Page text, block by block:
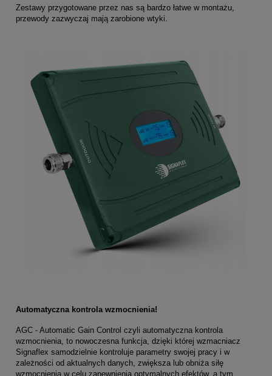
Zestawy przygotowane przez nas są bardzo łatwe w montażu,
przewody zazwyczaj mają zarobione wtyki.
Automatyczna kontrola wzmocnienia!
AGC - Automatic Gain Control czyli automatyczna kontrola
wzmocnienia, to nowoczesna funkcja, dzięki której wzmacniacz
Signaflex samodzielnie kontroluje parametry swojej pracy i w
zależności od aktualnych danych, zwiększa lub obniża siłę
wzmocnienia w celu zapewnienia optymalnych efektów, a tym